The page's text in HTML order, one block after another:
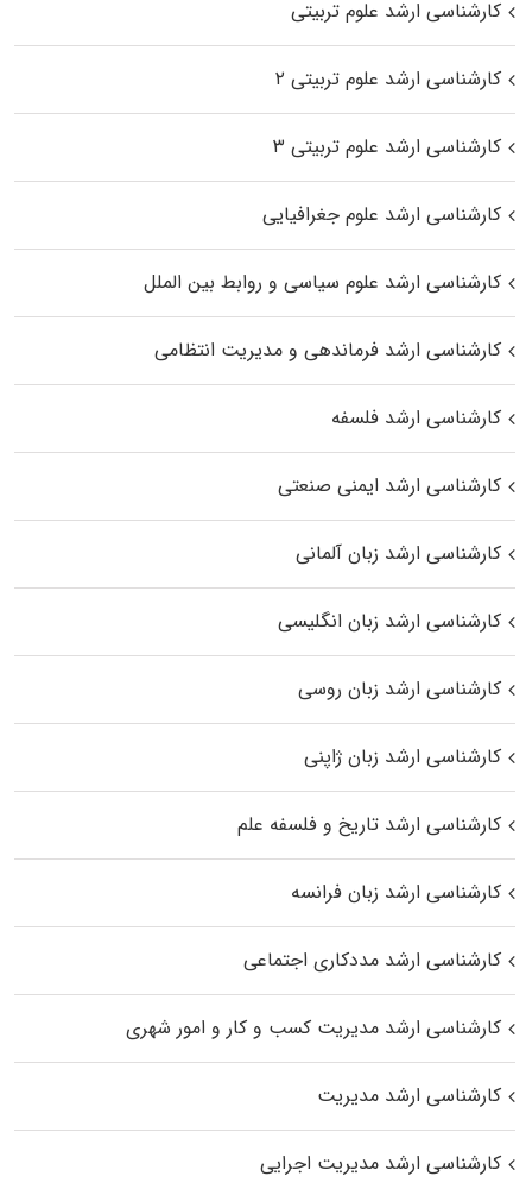
کارشناسی ارشد علوم تربیتی
کارشناسی ارشد علوم تربیتی ۲
کارشناسی ارشد علوم تربیتی ۳
کارشناسی ارشد علوم جغرافیایی
کارشناسی ارشد علوم سیاسی و روابط بین الملل
کارشناسی ارشد فرماندهی و مدیریت انتظامی
کارشناسی ارشد فلسفه
کارشناسی ارشد ایمنی صنعتی
کارشناسی ارشد زبان آلمانی
کارشناسی ارشد زبان انگلیسی
کارشناسی ارشد زبان روسی
کارشناسی ارشد زبان ژاپنی
کارشناسی ارشد تاریخ و فلسفه علم
کارشناسی ارشد زبان فرانسه
کارشناسی ارشد مددکاری اجتماعی
کارشناسی ارشد مدیریت کسب و کار و امور شهری
کارشناسی ارشد مدیریت
کارشناسی ارشد مدیریت اجرایی